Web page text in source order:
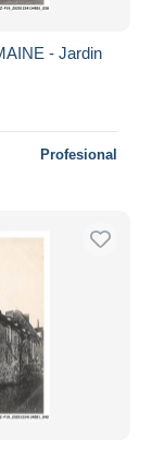
- Jardin
Profesional